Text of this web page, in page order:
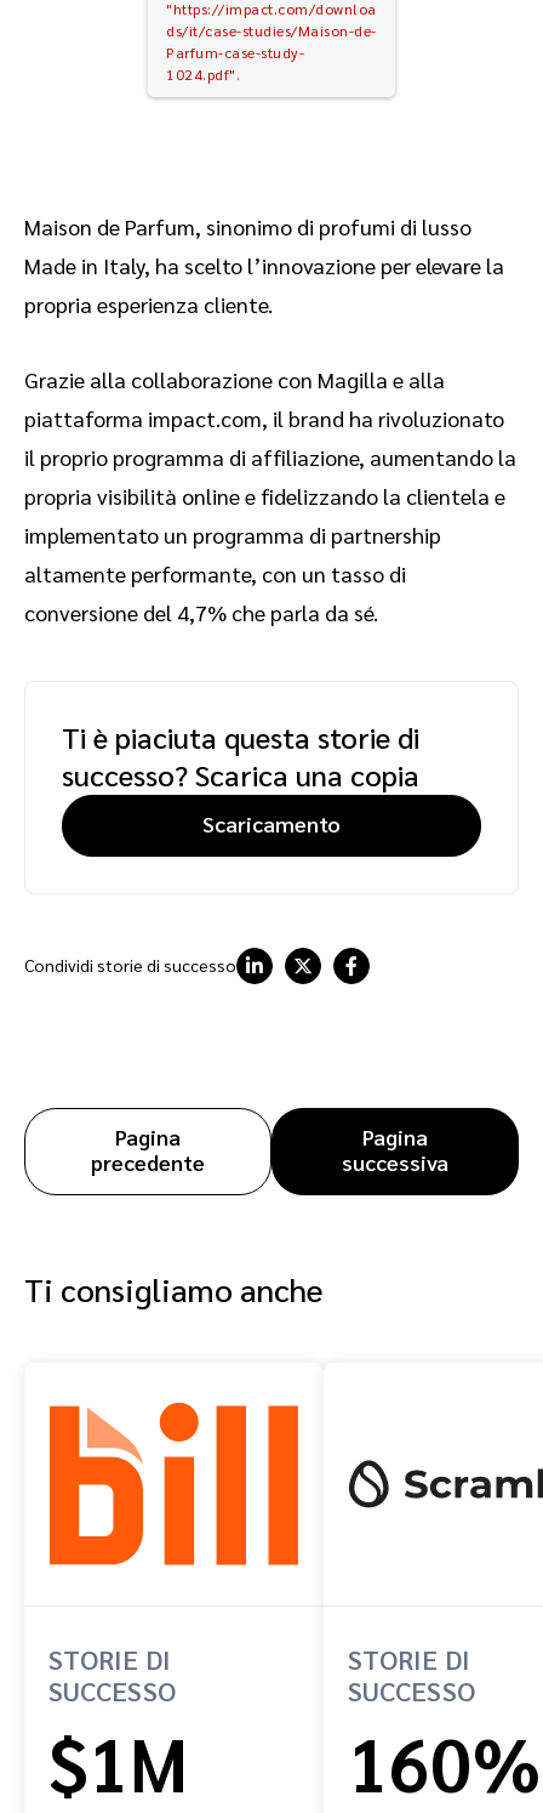
"https://impact.com/downloa
ds/it/case-studies/Maison-de-
Parfum-case-study-
1024.pdf".
Maison de Parfum, sinonimo di profumi di lusso
Made in Italy, ha scelto l’innovazione per elevare la
propria esperienza cliente.
Grazie alla collaborazione con Magilla e alla
piattaforma impact.com, il brand ha rivoluzionato
il proprio programma di affiliazione, aumentando la
propria visibilità online e fidelizzando la clientela e
implementato un programma di partnership
altamente performante, con un tasso di
conversione del 4,7% che parla da sé.
Ti è piaciuta questa storie di
successo? Scarica una copia
Scaricamento
Condividi storie di successo
Pagina
precedente
Pagina
successiva
Ti consigliamo anche
STORIE DI
SUCCESSO
$1M
STORIE DI
SUCCESSO
160%